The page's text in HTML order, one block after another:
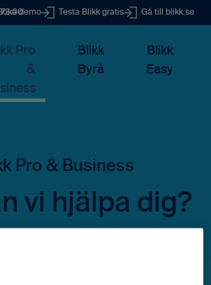
73 00demo Testa Blikk gratis Gå till blikk.se
Pro
&
Blikk
Byrå
Blikk
Easy
vi hjälpa dig?